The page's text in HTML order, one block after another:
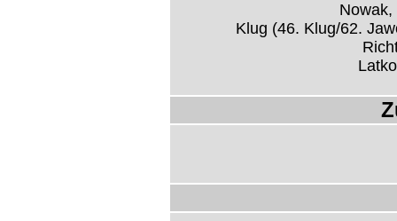
Klug (46. Klug/62.